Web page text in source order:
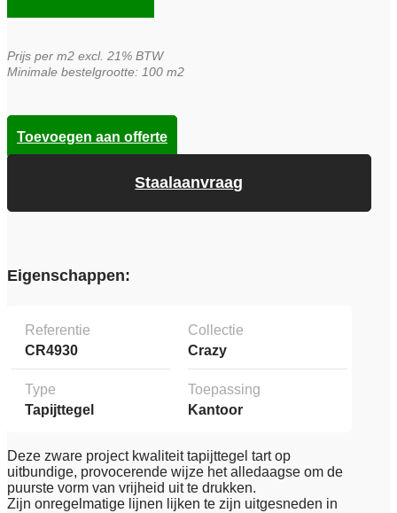
Prijs per m2 excl. 21% BTW
Minimale bestelgrootte: 100 m2
Staalaanvraag
Toevoegen aan offerte
Eigenschappen:
Referentie
CR4930
Collectie
Crazy
Type
Tapijttegel
Toepassing
Kantoor
Deze zware project kwaliteit tapijttegel tart op
uitbundige, provocerende wijze het alledaagse om de
puurste vorm van vrijheid uit te drukken.
Zijn onregelmatige lijnen lijken te zijn uitgesneden in